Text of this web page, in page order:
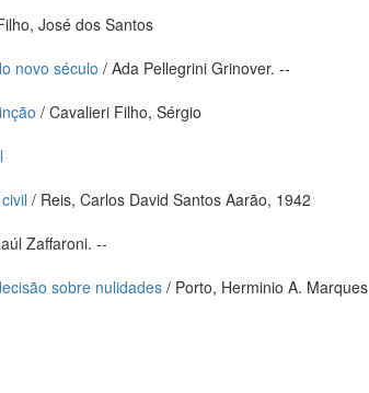
José dos Santos
novo século / Ada Pellegrini Grinover. --
/ Cavalieri Filho, Sérgio
/ Reis, Carlos David Santos Aarão, 1942
Zaffaroni. --
sobre nulidades / Porto, Herminio A. Marques